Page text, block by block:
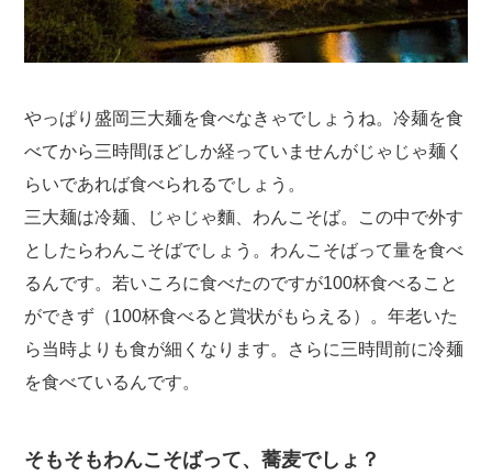
やっぱり盛岡三大麺を食べなきゃでしょうね。冷麺を食
べてから三時間ほどしか経っていませんがじゃじゃ麺く
らいであれば食べられるでしょう。
三大麺は冷麺、じゃじゃ麵、わんこそば。この中で外す
としたらわんこそばでしょう。わんこそばって量を食べ
るんです。若いころに食べたのですが100杯食べること
ができず（100杯食べると賞状がもらえる）。年老いた
ら当時よりも食が細くなります。さらに三時間前に冷麺
を食べているんです。
そもそもわんこそばって、蕎麦でしょ？